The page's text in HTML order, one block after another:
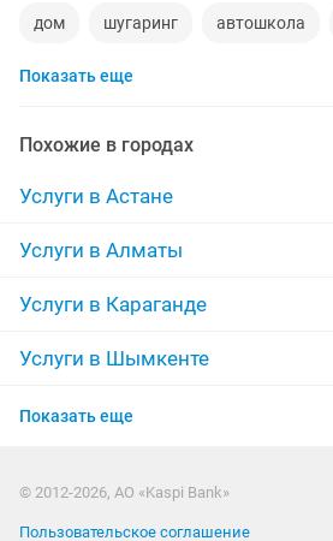
дом шугаринг автошкола
сиделки
вывоз мусора
ремонт стиральных машин
грузоперевозки газель
манипулятор реставрация мебели
двери ремонт
Показать еще
Похожие в городах
Услуги в Астане
Услуги в Алматы
Услуги в Караганде
Услуги в Шымкенте
Услуги в Актобе
Услуги в Уральске
Показать еще
© 2012-2026, АО «Kaspi Bank»
Пользовательское соглашение